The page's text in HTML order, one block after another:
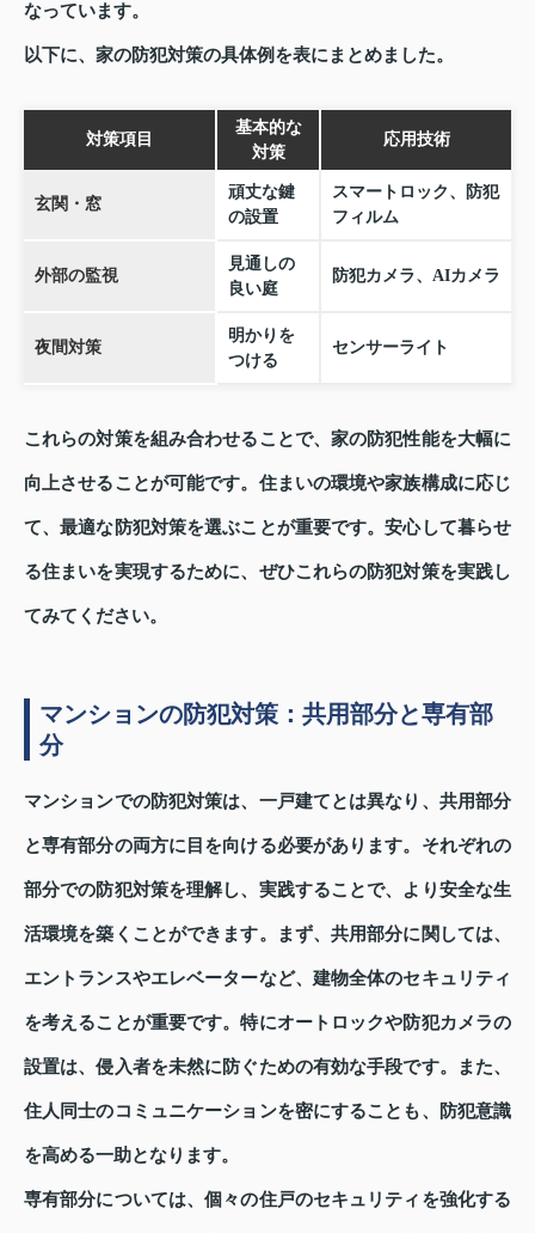
なっています。
以下に、家の防犯対策の具体例を表にまとめました。
対策項目
基本的な
対策
応用技術
玄関・窓
頑丈な鍵
の設置
スマートロック、防犯
フィルム
外部の監視
見通しの
良い庭
防犯カメラ、AIカメラ
夜間対策
明かりを
つける
センサーライト
これらの対策を組み合わせることで、家の防犯性能を大幅に
向上させることが可能です。住まいの環境や家族構成に応じ
て、最適な防犯対策を選ぶことが重要です。安心して暮らせ
る住まいを実現するために、ぜひこれらの防犯対策を実践し
てみてください。
マンションの防犯対策：共用部分と専有部
分
マンションでの防犯対策は、一戸建てとは異なり、共用部分
と専有部分の両方に目を向ける必要があります。それぞれの
部分での防犯対策を理解し、実践することで、より安全な生
活環境を築くことができます。まず、共用部分に関しては、
エントランスやエレベーターなど、建物全体のセキュリティ
を考えることが重要です。特にオートロックや防犯カメラの
設置は、侵入者を未然に防ぐための有効な手段です。また、
住人同士のコミュニケーションを密にすることも、防犯意識
を高める一助となります。
専有部分については、個々の住戸のセキュリティを強化する